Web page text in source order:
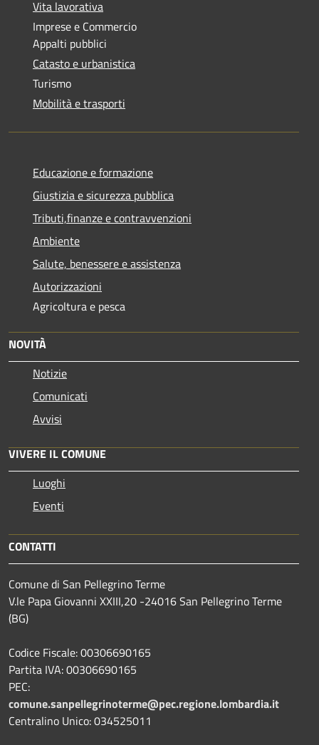
Vita lavorativa
Imprese e Commercio
Appalti pubblici
Catasto e urbanistica
Turismo
Mobilità e trasporti
Educazione e formazione
Giustizia e sicurezza pubblica
Tributi,finanze e contravvenzioni
Ambiente
Salute, benessere e assistenza
Autorizzazioni
Agricoltura e pesca
NOVITÀ
Notizie
Comunicati
Avvisi
VIVERE IL COMUNE
Luoghi
Eventi
CONTATTI
Comune di San Pellegrino Terme
V.le Papa Giovanni XXIII,20 -24016 San Pellegrino Terme
(BG)
Codice Fiscale: 00306690165
Partita IVA: 00306690165
PEC:
comune.sanpellegrinoterme@pec.regione.lombardia.it
Centralino Unico: 034525011